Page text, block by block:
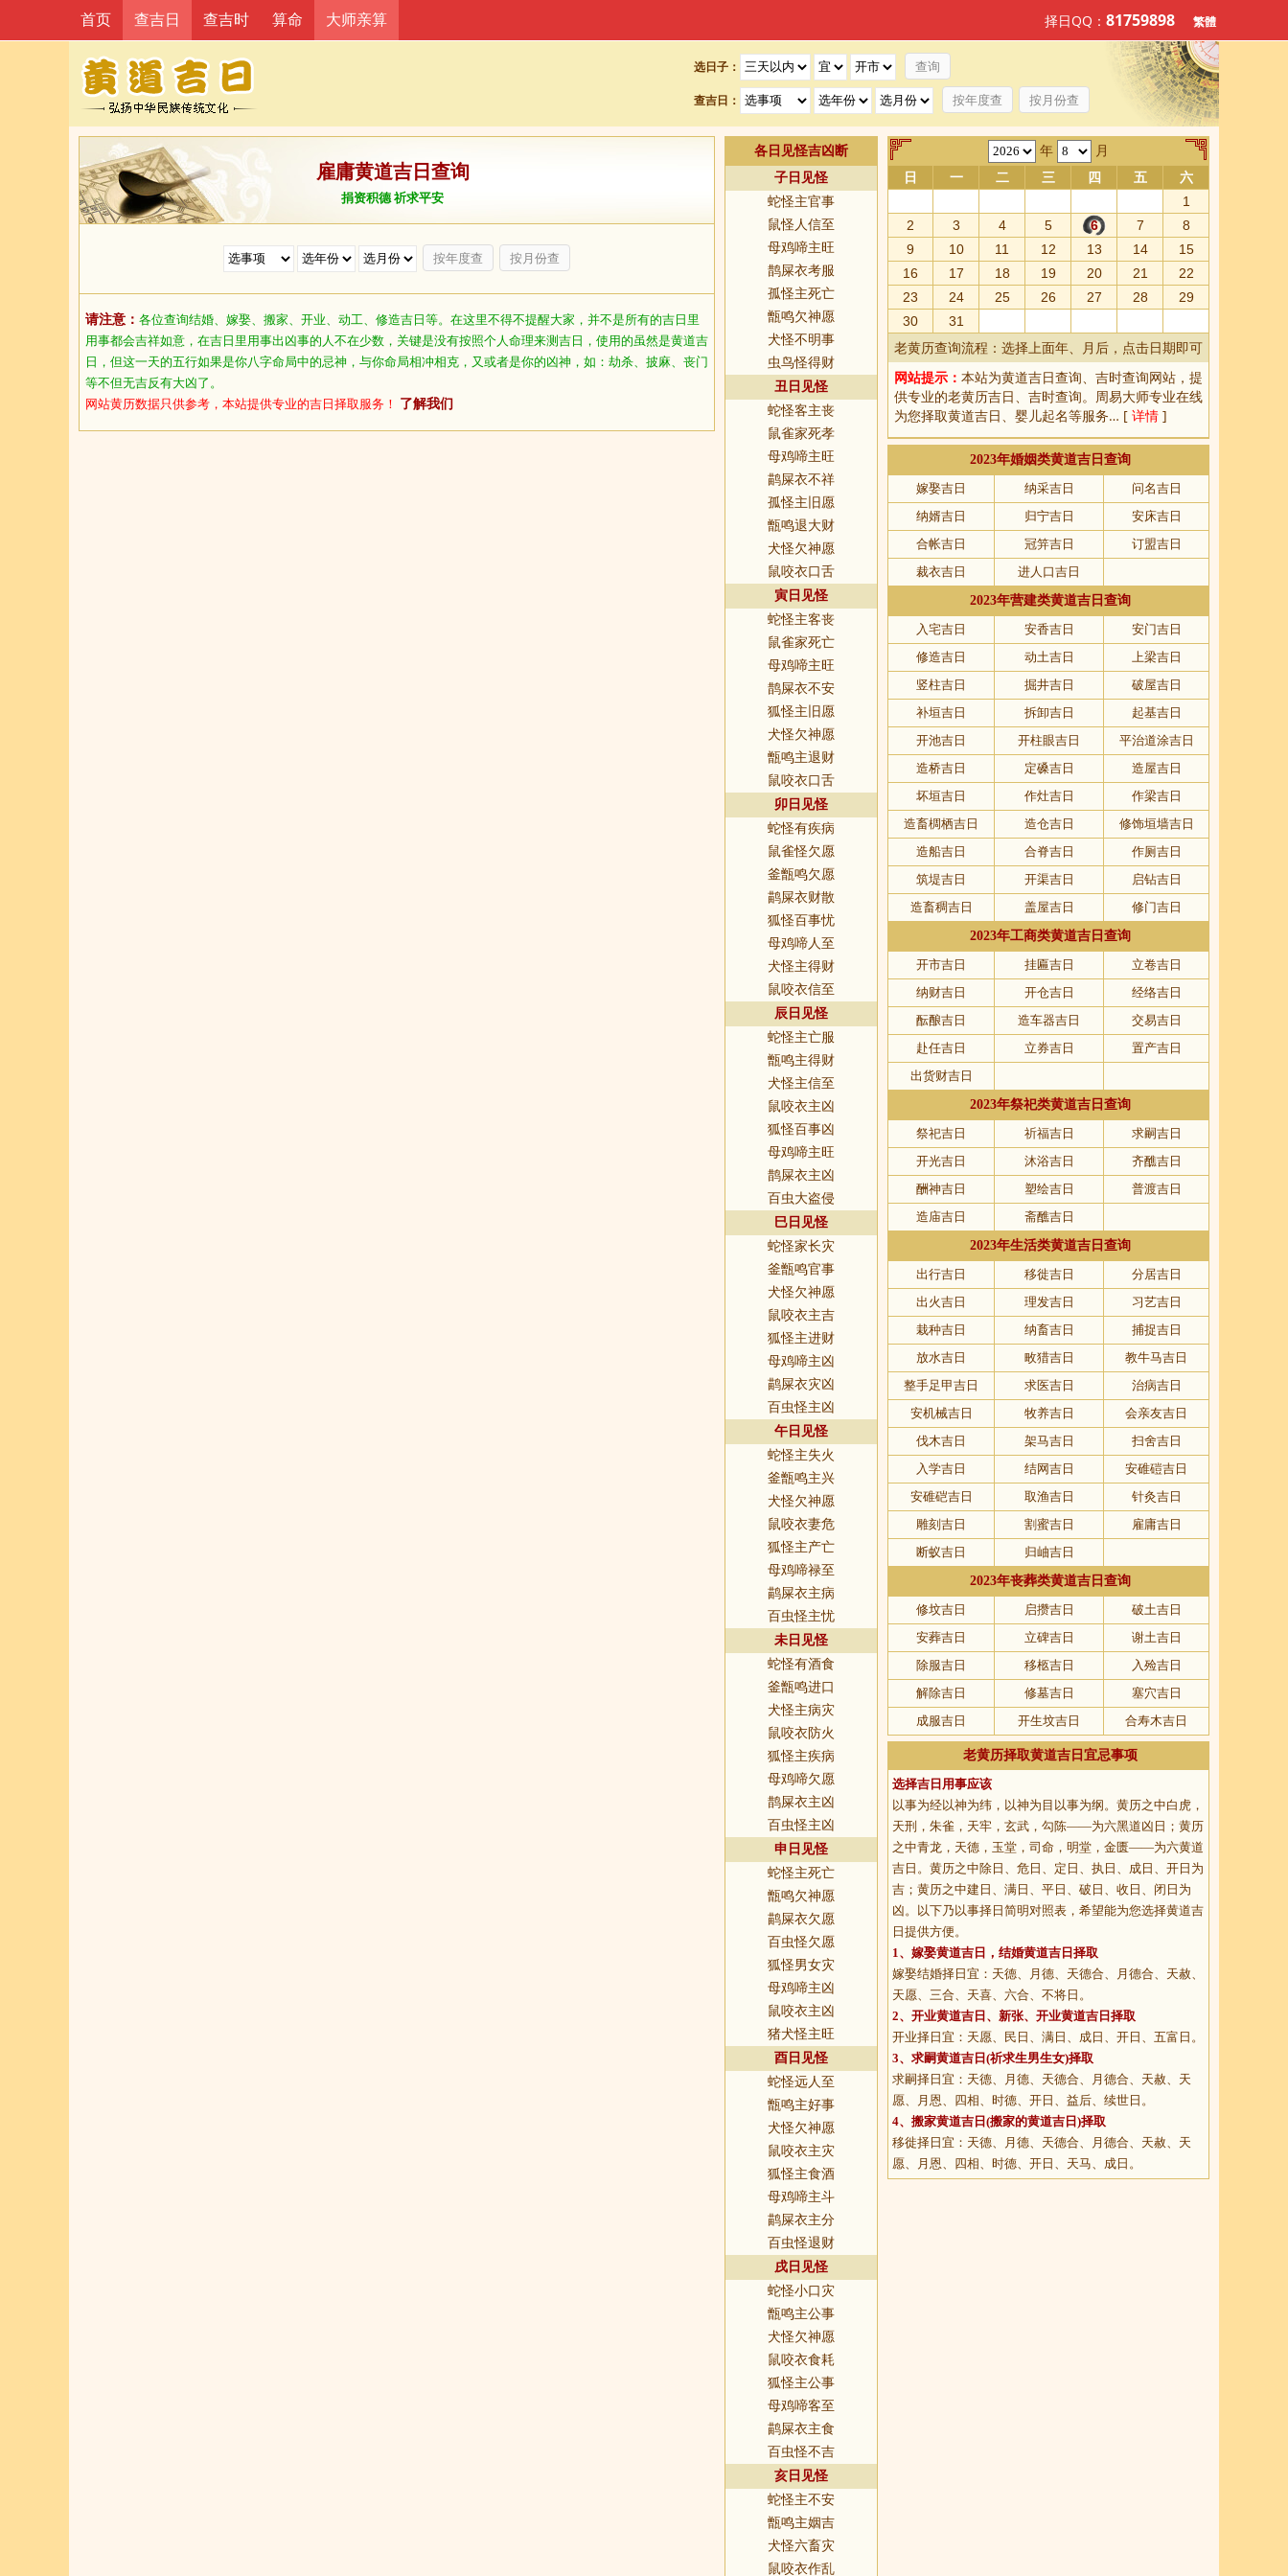
选日子：
查吉日： 按年度查 按月份查
首页 查吉日 查吉时 算命 大师亲算 择日QQ： 81759898 繁體
雇庸黄道吉日查询
捐资积德 祈求平安
按年度查 按月份查
请注意： 各位查询结婚、嫁娶、搬家、开业、动工、修造吉日等。在这里不得不提醒大家，并不是所有的吉日里
用事都会吉祥如意，在吉日里用事出凶事的人不在少数，关键是没有按照个人命理来测吉日，使用的虽然是黄道吉
日，但这一天的五行如果是你八字命局中的忌神，与你命局相冲相克，又或者是你的凶神，如：劫杀、披麻、丧门
等不但无吉反有大凶了。
网站黄历数据只供参考，本站提供专业的吉日择取服务！ 了解我们
各日见怪吉凶断
子日见怪
蛇怪主官事
鼠怪人信至
母鸡啼主旺
鹊屎衣考服
孤怪主死亡
甑鸣欠神愿
犬怪不明事
虫鸟怪得财
丑日见怪
蛇怪客主丧
鼠雀家死孝
母鸡啼主旺
鹋屎衣不祥
孤怪主旧愿
甑鸣退大财
犬怪欠神愿
鼠咬衣口舌
寅日见怪
蛇怪主客丧
鼠雀家死亡
母鸡啼主旺
鹊屎衣不安
狐怪主旧愿
犬怪欠神愿
甑鸣主退财
鼠咬衣口舌
卯日见怪
蛇怪有疾病
鼠雀怪欠愿
釜甑鸣欠愿
鹋屎衣财散
狐怪百事忧
母鸡啼人至
犬怪主得财
鼠咬衣信至
辰日见怪
蛇怪主亡服
甑鸣主得财
犬怪主信至
鼠咬衣主凶
狐怪百事凶
母鸡啼主旺
鹊屎衣主凶
百虫大盗侵
巳日见怪
蛇怪家长灾
釜甑鸣官事
犬怪欠神愿
鼠咬衣主吉
狐怪主进财
母鸡啼主凶
鹋屎衣灾凶
百虫怪主凶
午日见怪
蛇怪主失火
釜甑鸣主兴
犬怪欠神愿
鼠咬衣妻危
狐怪主产亡
母鸡啼禄至
鹋屎衣主病
百虫怪主忧
未日见怪
蛇怪有酒食
釜甑鸣进口
犬怪主病灾
鼠咬衣防火
狐怪主疾病
母鸡啼欠愿
鹊屎衣主凶
百虫怪主凶
申日见怪
蛇怪主死亡
甑鸣欠神愿
鹋屎衣欠愿
百虫怪欠愿
狐怪男女灾
母鸡啼主凶
鼠咬衣主凶
猪犬怪主旺
酉日见怪
蛇怪远人至
甑鸣主好事
犬怪欠神愿
鼠咬衣主灾
狐怪主食酒
母鸡啼主斗
鹋屎衣主分
百虫怪退财
戌日见怪
蛇怪小口灾
甑鸣主公事
犬怪欠神愿
鼠咬衣食耗
狐怪主公事
母鸡啼客至
鹋屎衣主食
百虫怪不吉
亥日见怪
蛇怪主不安
甑鸣主姻吉
犬怪六畜灾
鼠咬衣作乱
年 月
日 一 二 三 四 五
六
1
2
3 4 5 6 7
8
9
10 11 12 13 14
15
16
17 18 19 20 21
22
23
24 25 26 27 28
29
30
31
老黄历查询流程：选择上面年、月后，点击日期即可
网站提示： 本站为黄道吉日查询、 吉时查询网站，提
供专业的老黄历吉日、吉时查询。周易大师专业在线
为您择取黄道吉日、婴儿起名等服务… [ 详情 ]
2023年婚姻类黄道吉日查询
嫁娶吉日
纳采吉日
问名吉日
纳婿吉日
归宁吉日
安床吉日
合帐吉日
冠笄吉日
订盟吉日
裁衣吉日
进人口吉日
2023年营建类黄道吉日查询
入宅吉日
安香吉日
安门吉日
修造吉日
动土吉日
上梁吉日
竖柱吉日
掘井吉日
破屋吉日
补垣吉日
拆卸吉日
起基吉日
开池吉日
开柱眼吉日
平治道涂吉日
造桥吉日
定磉吉日
造屋吉日
坏垣吉日
作灶吉日
作梁吉日
造畜椆栖吉日
造仓吉日
修饰垣墙吉日
造船吉日
合脊吉日
作厕吉日
筑堤吉日
开渠吉日
启钻吉日
造畜稠吉日
盖屋吉日
修门吉日
2023年工商类黄道吉日查询
开市吉日
挂匾吉日
立卷吉日
纳财吉日
开仓吉日
经络吉日
酝酿吉日
造车器吉日
交易吉日
赴任吉日
立券吉日
置产吉日
出货财吉日
2023年祭祀类黄道吉日查询
祭祀吉日
祈福吉日
求嗣吉日
开光吉日
沐浴吉日
齐醮吉日
酬神吉日
塑绘吉日
普渡吉日
造庙吉日
斋醮吉日
2023年生活类黄道吉日查询
出行吉日
移徙吉日
分居吉日
出火吉日
理发吉日
习艺吉日
栽种吉日
纳畜吉日
捕捉吉日
放水吉日
畋猎吉日
教牛马吉日
整手足甲吉日
求医吉日
治病吉日
安机械吉日
牧养吉日
会亲友吉日
伐木吉日
架马吉日
扫舍吉日
入学吉日
结网吉日
安碓磑吉日
安碓硙吉日
取渔吉日
针灸吉日
雕刻吉日
割蜜吉日
雇庸吉日
断蚁吉日
归岫吉日
2023年丧葬类黄道吉日查询
修坟吉日
启攒吉日
破土吉日
安葬吉日
立碑吉日
谢土吉日
除服吉日
移柩吉日
入殓吉日
解除吉日
修墓吉日
塞穴吉日
成服吉日
开生坟吉日 合寿木吉日
老黄历择取黄道吉日宜忌事项
选择吉日用事应该
以事为经以神为纬，以神为目以事为纲。黄历之中白虎，
天刑，朱雀，天牢，玄武，勾陈——为六黑道凶日；黄历
之中青龙，天德，玉堂，司命，明堂，金匮——为六黄道
吉日。黄历之中除日、危日、定日、执日、成日、开日为
吉；黄历之中建日、满日、平日、破日、收日、闭日为
凶。以下乃以事择日简明对照表，希望能为您选择黄道吉
日提供方便。
1、 嫁娶黄道吉日 ，结婚黄道吉日择取
嫁娶结婚择日宜：天德、月德、天德合、月德合、天赦、
天愿、三合、天喜、六合、不将日。
2、 开业黄道吉日 、新张、开业黄道吉日择取
开业择日宜：天愿、民日、满日、成日、开日、五富日。
3、 求嗣黄道吉日 (祈求生男生女)择取
求嗣择日宜：天德、月德、天德合、月德合、天赦、天
愿、月恩、四相、时德、开日、益后、续世日。
4、 搬家黄道吉日 (搬家的黄道吉日)择取
移徙择日宜：天德、月德、天德合、月德合、天赦、天
愿、月恩、四相、时德、开日、天马、成日。